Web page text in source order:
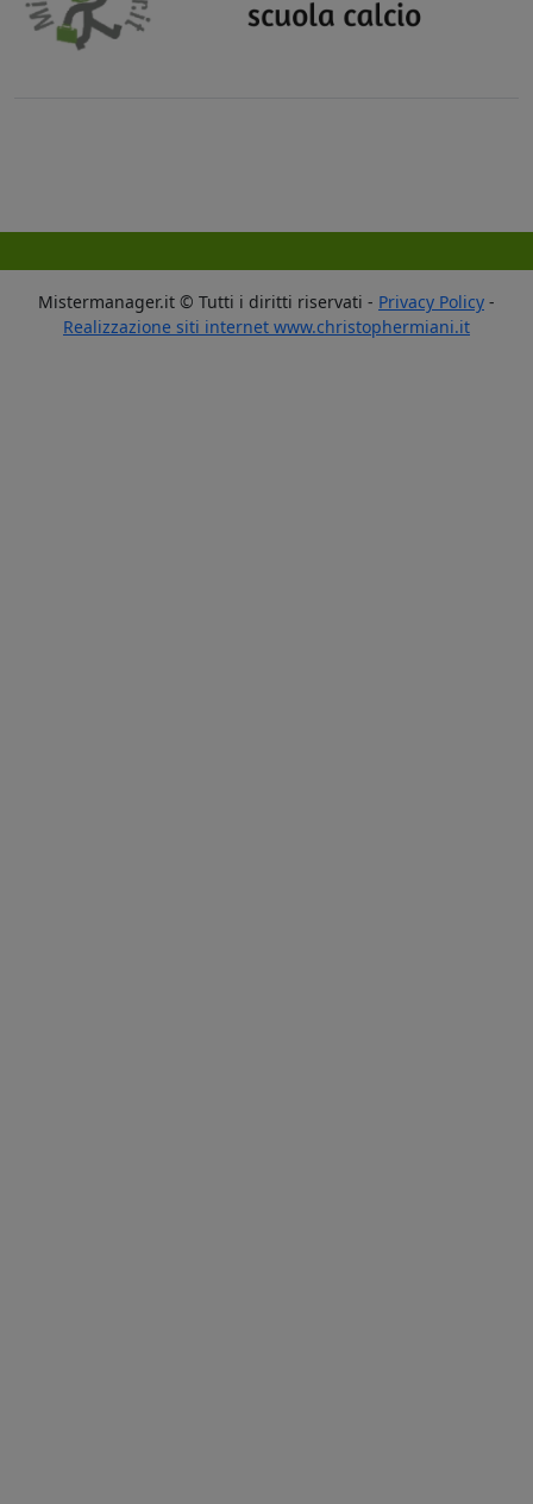
Mistermanager.it © Tutti i diritti riservati - Privacy Policy -
Realizzazione siti internet www.christophermiani.it